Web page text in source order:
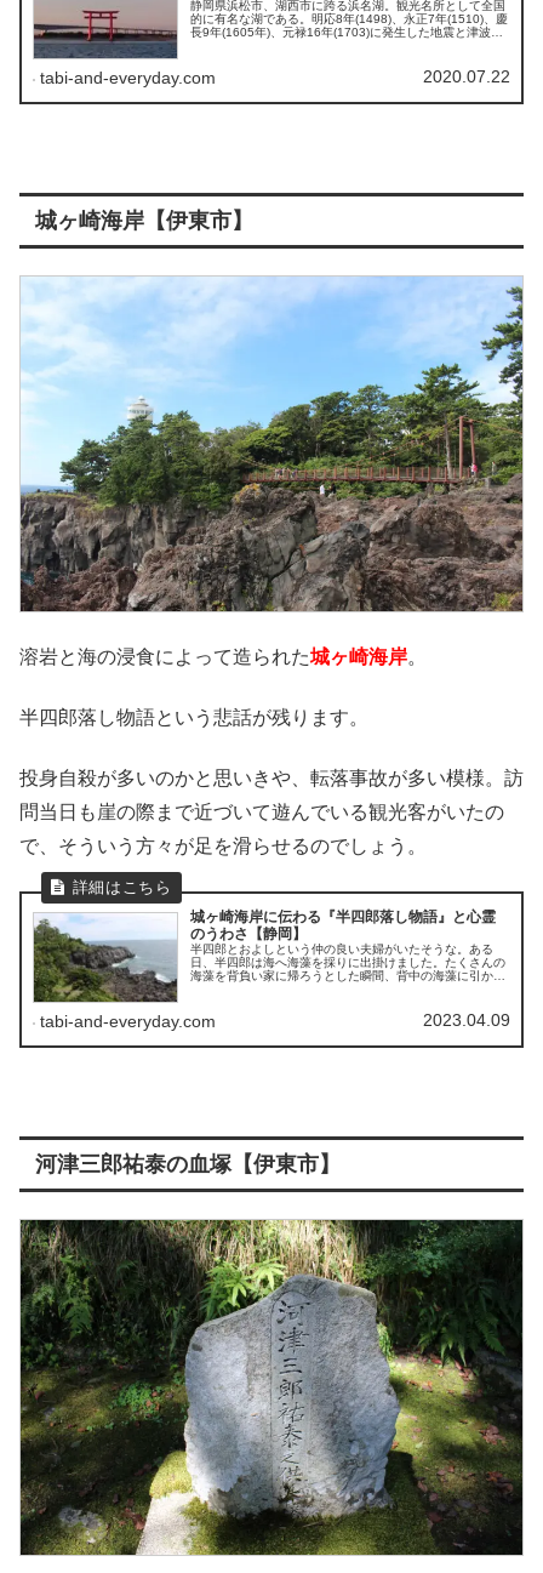
静岡県浜松市、湖西市に跨る浜名湖。観光名所として全国
的に有名な湖である。明応8年(1498)、永正7年(1510)、慶
長9年(1605年)、元禄16年(1703)に発生した地震と津波に
tabi-and-everyday.com 2020.07.22
城ヶ崎海岸【伊東市】
溶岩と海の浸食によって造られた城ヶ崎海岸。
半四郎落し物語という悲話が残ります。
投身自殺が多いのかと思いきや、転落事故が多い模様。訪
問当日も崖の際まで近づいて遊んでいる観光客がいたの
で、そういう方々が足を滑らせるのでしょう。
城ヶ崎海岸に伝わる『半四郎落し物語』と心霊
のうわさ【静岡】
半四郎とおよしという仲の良い夫婦がいたそうな。ある
日、半四郎は海へ海藻を採りに出掛けました。たくさんの
海藻を背負い家に帰ろうとした瞬間、背中の海藻に引かれ
tabi-and-everyday.com 2023.04.09
河津三郎祐泰の血塚【伊東市】